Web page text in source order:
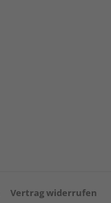
Vertrag widerrufen